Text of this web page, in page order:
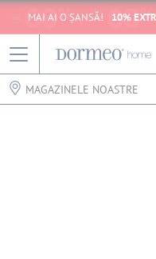
MAI AI O ȘANSĂ! 10%
MAGAZINELE NOASTRE